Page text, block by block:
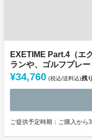
EXETIME Part.4（エ
ランや、ゴルフプレ
¥34,760 (税込/送料込)残り
ご提供予定時期：ご購入から